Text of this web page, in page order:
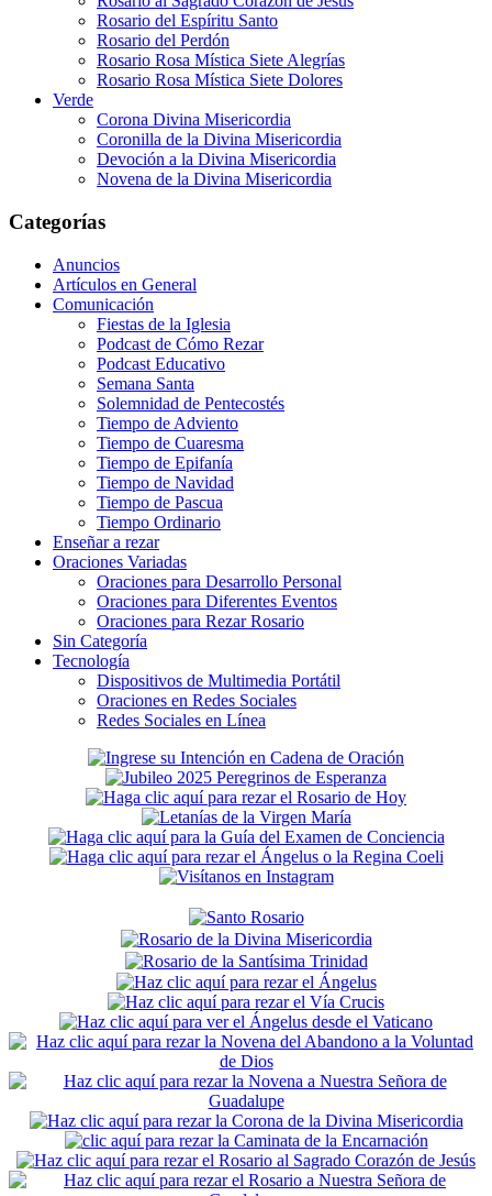
Rosario del Espíritu Santo
Rosario del Perdón
Rosario Rosa Mística Siete Alegrías
Rosario Rosa Mística Siete Dolores
Verde
Corona Divina Misericordia
Coronilla de la Divina Misericordia
Devoción a la Divina Misericordia
Novena de la Divina Misericordia
Categorías
Anuncios
Artículos en General
Comunicación
Fiestas de la Iglesia
Podcast de Cómo Rezar
Podcast Educativo
Semana Santa
Solemnidad de Pentecostés
Tiempo de Adviento
Tiempo de Cuaresma
Tiempo de Epifanía
Tiempo de Navidad
Tiempo de Pascua
Tiempo Ordinario
Enseñar a rezar
Oraciones Variadas
Oraciones para Desarrollo Personal
Oraciones para Diferentes Eventos
Oraciones para Rezar Rosario
Sin Categoría
Tecnología
Dispositivos de Multimedia Portátil
Oraciones en Redes Sociales
Redes Sociales en Línea
Secondary
Sidebar